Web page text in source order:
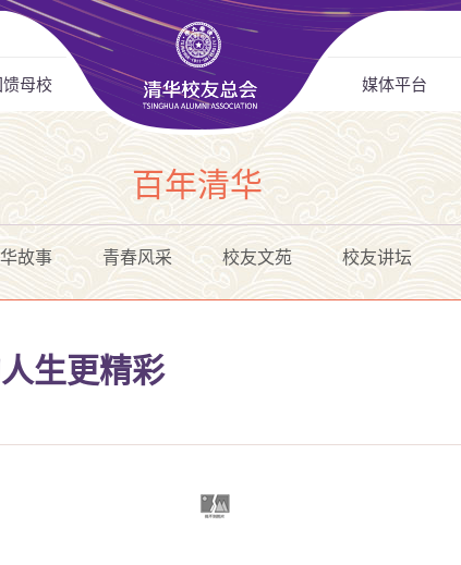
馈母校 媒体平台
百年清华
故事 青春风采 校友文苑 校友讲坛
生更精彩